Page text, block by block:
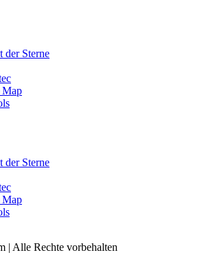
der Sterne
der Sterne
| Alle Rechte vorbehalten